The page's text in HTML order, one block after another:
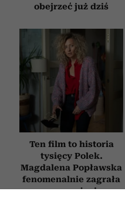
obejrzeć już dziś
Ten film to historia
tysięcy Polek.
Magdalena Popławska
fenomenalnie zagrała
zmęczoną życiem